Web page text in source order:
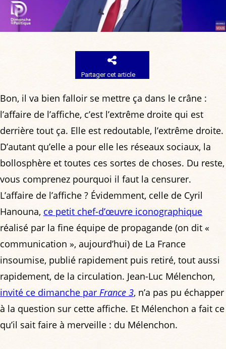
Partager cet article
Bon, il va bien falloir se mettre ça dans le crâne :
l’affaire de l’affiche, c’est l’extrême droite qui est
derrière tout ça. Elle est redoutable, l’extrême droite.
D’autant qu’elle a pour elle les réseaux sociaux, la
bollosphère et toutes ces sortes de choses. Du reste,
vous comprenez pourquoi il faut la censurer.
L’affaire de l’affiche ? Évidemment, celle de Cyril
Hanouna, ce petit chef-d’œuvre iconographique
réalisé par la fine équipe de propagande (on dit «
communication », aujourd’hui) de La France
insoumise, publié rapidement puis retiré, tout aussi
rapidement, de la circulation. Jean-Luc Mélenchon,
invité ce dimanche par France 3, n’a pas pu échapper
à la question sur cette affiche. Et Mélenchon a fait ce
qu’il sait faire à merveille : du Mélenchon.